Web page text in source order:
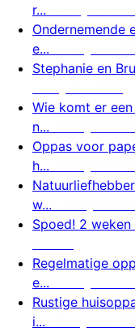
r...
Ondernemende
e...
Stephanie en
Wie komt er
n...
Oppas voor
h...
w...
Spoed! 2
Regelmatige
e...
Rustige
i...